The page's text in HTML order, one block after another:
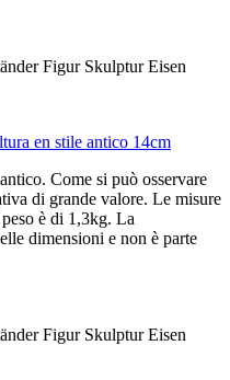
en stile antico 14cm
Come si può osservare
di grande valore. Le misure
è di 1,3kg. La
dimensioni e non è parte